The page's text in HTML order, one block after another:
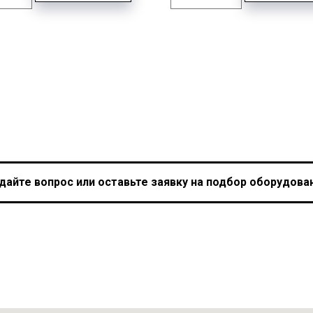
вопрос или оставьте заявку на подбор